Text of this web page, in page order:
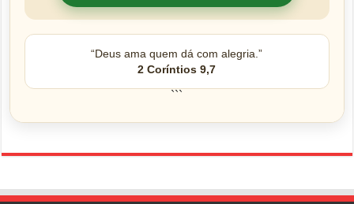
“Deus ama quem dá com alegria.”
2 Coríntios 9,7
```